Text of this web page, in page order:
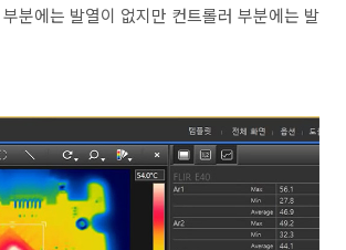
분에는 발열이 없지만 컨트롤러 부분에는 발